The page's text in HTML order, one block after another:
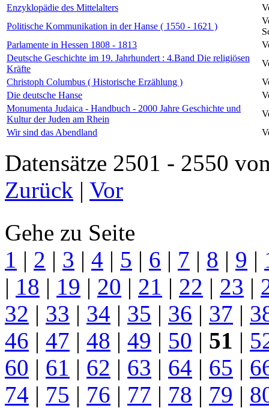
Enzyklopädie des Mittelalters
Politische Kommunikation in der Hanse ( 1550 - 1621 )
Parlamente in Hessen 1808 - 1813
Deutsche Geschichte im 19. Jahrhundert : 4.Band Die religiösen
Kräfte
Christoph Columbus ( Historische Erzählung )
Die deutsche Hanse
Monumenta Judaica - Handbuch - 2000 Jahre Geschichte und
Kultur der Juden am Rhein
Wir sind das Abendland
Datensätze 2501 - 2550
Zurück | Vor
Gehe zu Seite
1 | 2 | 3 | 4 | 5 | 6 | 7 | 8 | 9 |
| 18 | 19 | 20 | 21 | 22 | 23 |
32 | 33 | 34 | 35 | 36 | 37 |
46 | 47 | 48 | 49 | 50 | 51 |
60 | 61 | 62 | 63 | 64 | 65 |
74 | 75 | 76 | 77 | 78 | 79 |